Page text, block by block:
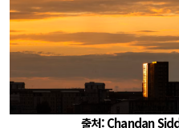
출처: Chandan